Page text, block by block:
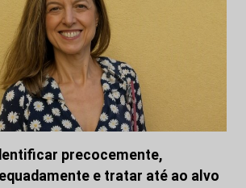
precocemente,
e tratar até ao alvo